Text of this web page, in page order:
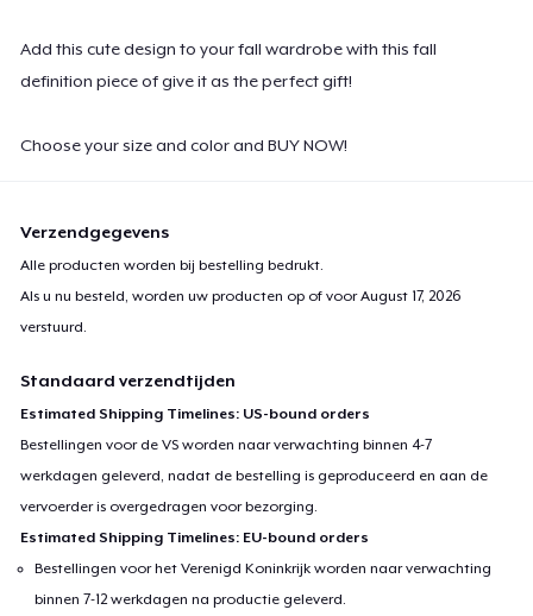
Add this cute design to your fall wardrobe with this fall
definition piece of give it as the perfect gift!
Choose your size and color and BUY NOW!
Verzendgegevens
Alle producten worden bij bestelling bedrukt.
Als u nu besteld, worden uw producten op of voorAugust 17, 2026
verstuurd.
Standaard verzendtijden
Estimated Shipping Timelines: US-bound orders
Bestellingen voor de VS worden naar verwachting binnen 4-7
werkdagen geleverd, nadat de bestelling is geproduceerd en aan de
vervoerder is overgedragen voor bezorging.
Estimated Shipping Timelines: EU-bound orders
Bestellingen voor het Verenigd Koninkrijk worden naar verwachting
binnen 7-12 werkdagen na productie geleverd.